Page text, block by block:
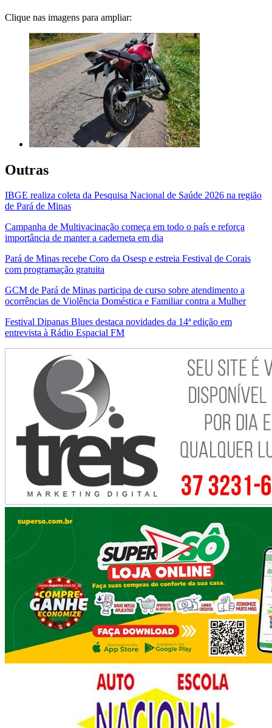
Clique nas imagens para ampliar:
Outras
IBGE realiza coleta da Pesquisa Nacional de Saúde 2026 na região
de Pará de Minas
Campanha de Multivacinação começa em todo o país e reforça
importância de manter a caderneta em dia
Pará de Minas recebe Coro da Osesp e estreia Festival de Corais
com programação gratuita
GCM de Pará de Minas participa de curso sobre atendimento a
ocorrências de Violência Doméstica e Familiar contra a Mulher
Festival Dipanas Blues destaca novidades da 14ª edição em
entrevista à Rádio Espacial FM